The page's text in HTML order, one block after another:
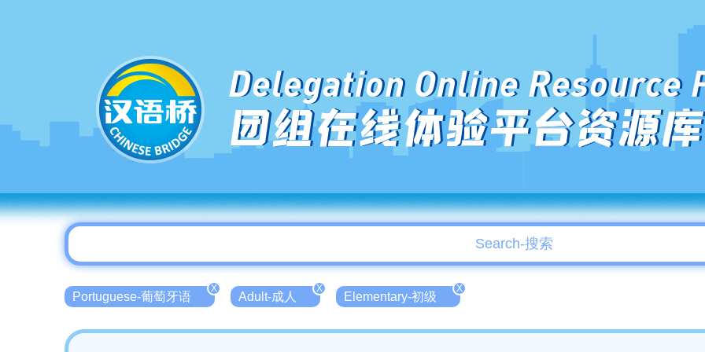
Delegation Online Resource
团组在线体验平台资源库
Portuguese-葡萄牙语
X
Adult-成人
X
Elementary-初级
X